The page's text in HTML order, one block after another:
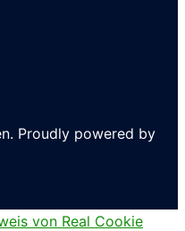
Proudly powered by
von Real Cookie